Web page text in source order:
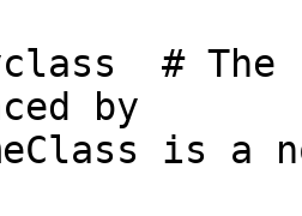
by